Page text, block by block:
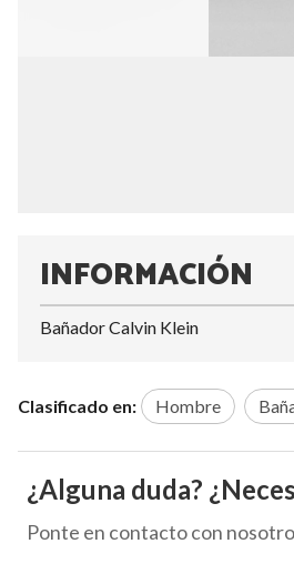
INFORMACIÓN
Bañador Calvin Klein
Clasificado en: Hombre
¿Alguna duda?
Ponte en contacto con